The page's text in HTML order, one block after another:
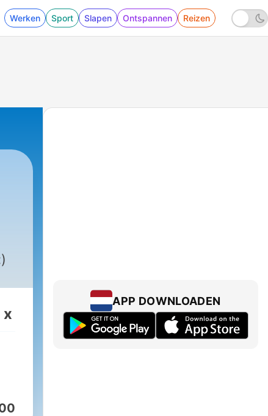
Werken Sport Slapen Ontspannen Reizen
x
APP DOWNLOADEN